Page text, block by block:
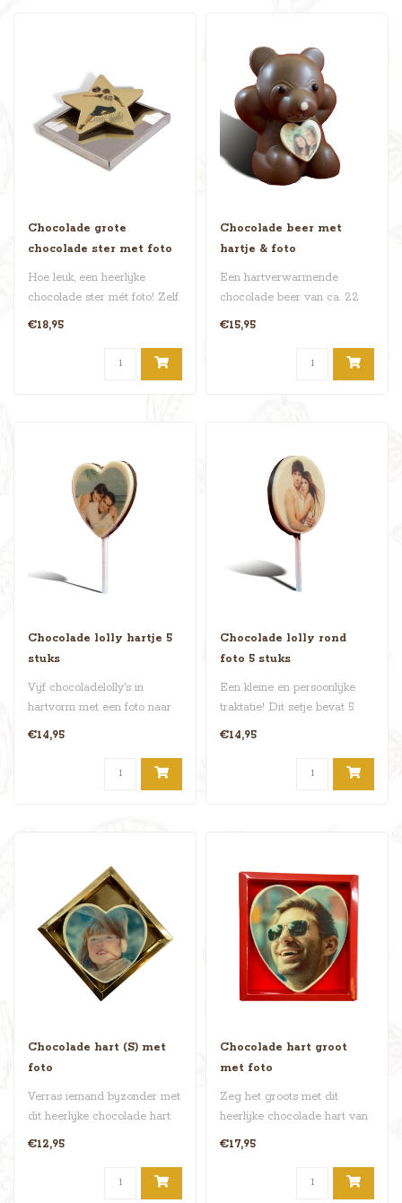
Chocolade grote
chocolade ster met foto
Hoe leuk, een heerlijke
chocolade ster mét foto! Zelf
even uploaden en klaar be..
€18,95
Chocolade beer met
hartje & foto
Een hartverwarmende
chocolade beer van ca. 22
cm hoog, die een
€15,95
Chocolade lolly hartje 5
stuks
Vijf chocoladelolly's in
hartvorm met een foto naar
€14,95
Chocolade lolly rond
foto 5 stuks
Een kleine en persoonlijke
traktatie! Dit setje bevat 5
€14,95
Chocolade hart (S) met
foto
Verras iemand bijzonder met
dit heerlijke chocolade hart
€12,95
Chocolade hart groot
met foto
Zeg het groots met dit
heerlijke chocolade hart van
€17,95